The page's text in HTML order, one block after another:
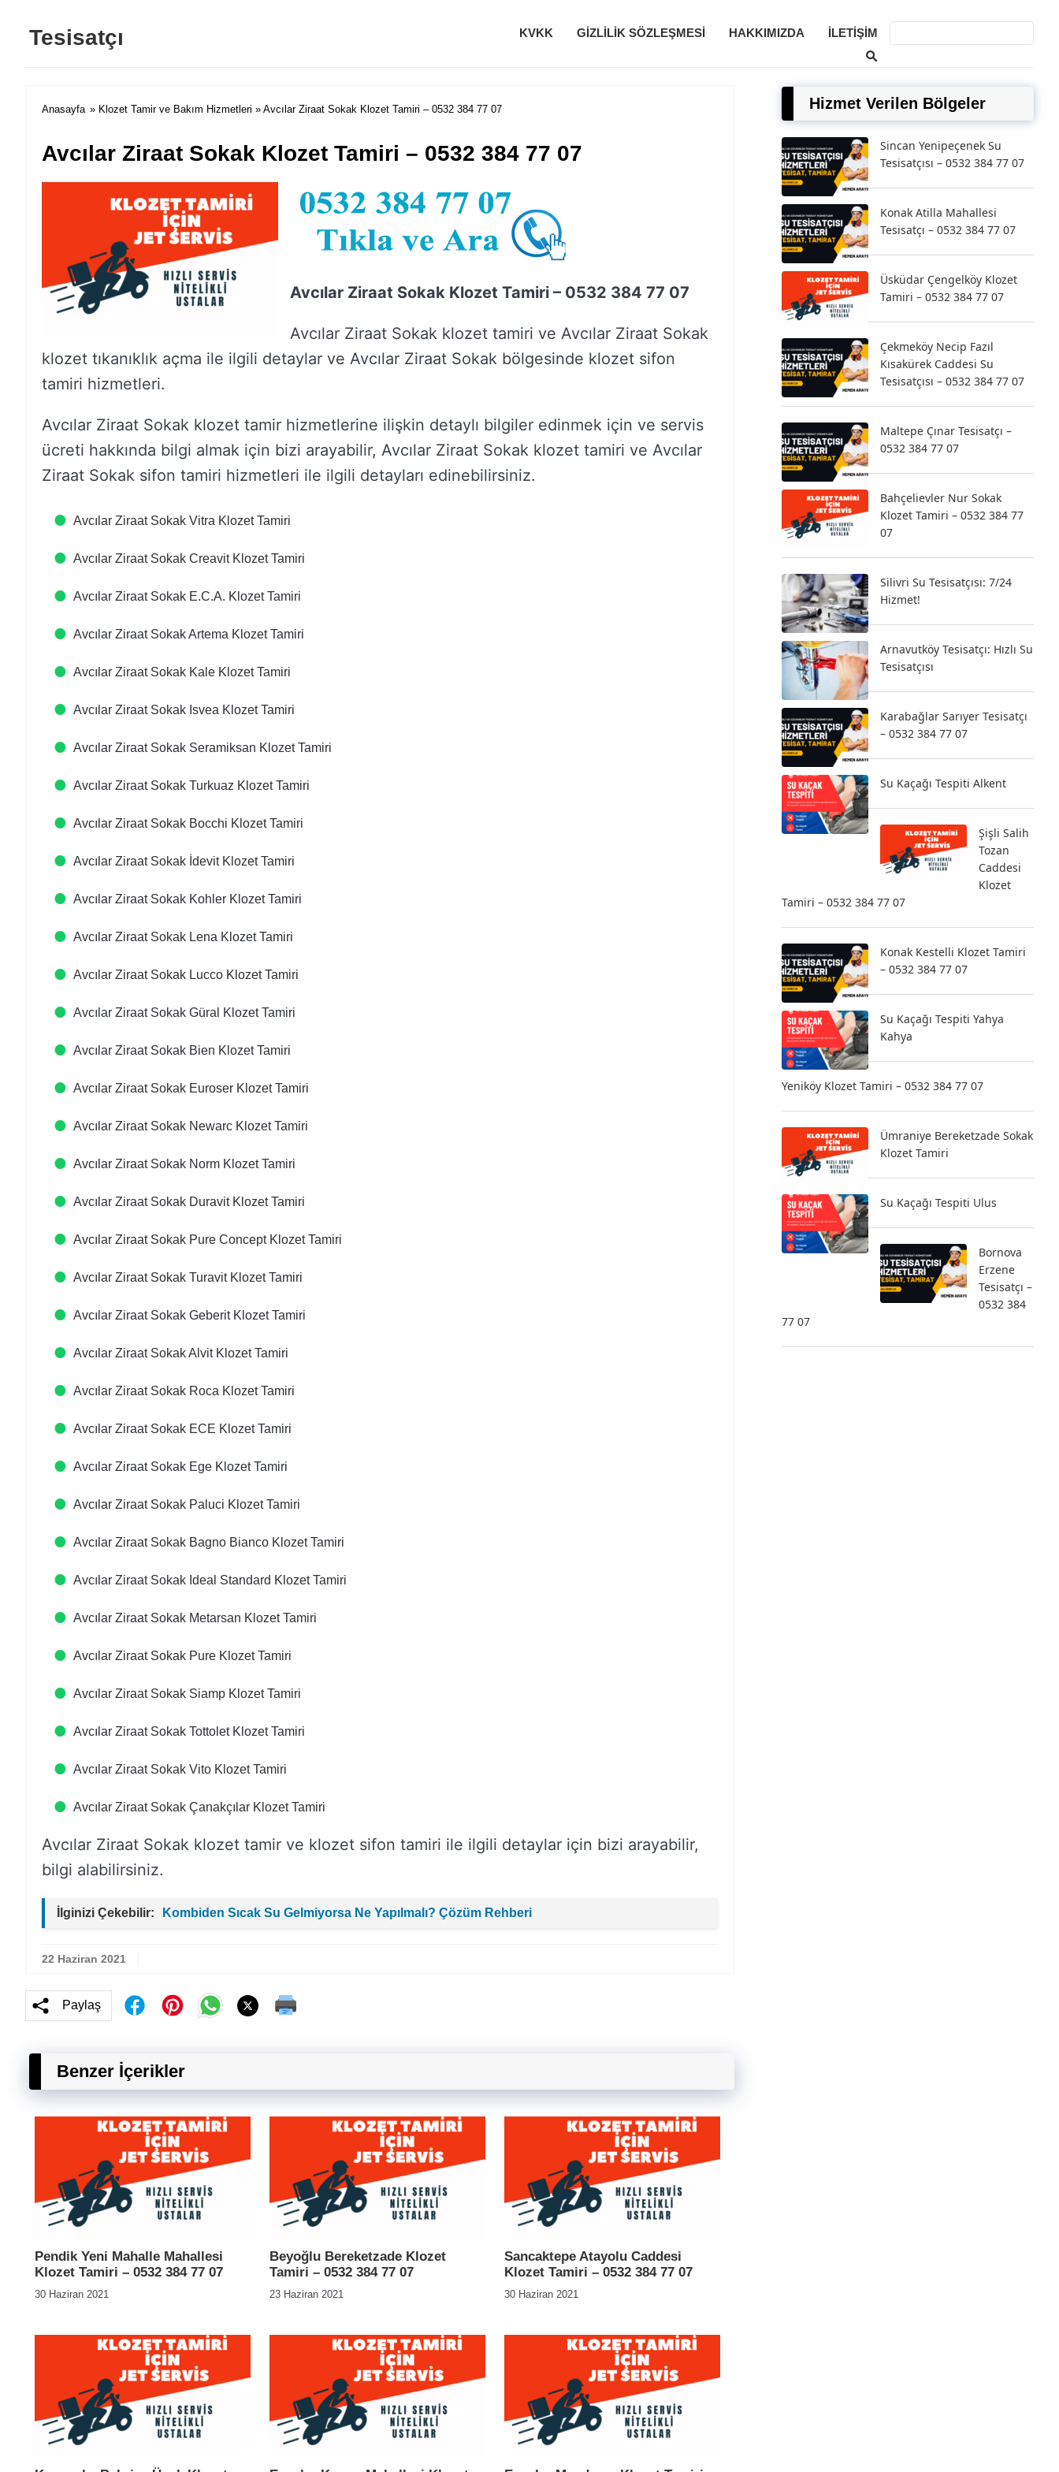
Tesisatçı KVKK GIZLILIK SÖZLEŞMESI HAKKIMIZDA İLETIŞIM
Anasayfa » Klozet Tamir ve Bakım Hizmetleri » Avcılar Ziraat Sokak Klozet Tamiri – 0532 384 77 07
Avcılar Ziraat Sokak Klozet Tamiri – 0532 384 77 07
Avcılar Ziraat Sokak Klozet Tamiri – 0532 384 77 07
Avcılar Ziraat Sokak klozet tamiri ve Avcılar Ziraat Sokak
klozet tıkanıklık açma ile ilgili detaylar ve Avcılar Ziraat Sokak bölgesinde klozet sifon
tamiri hizmetleri.
Avcılar Ziraat Sokak klozet tamir hizmetlerine ilişkin detaylı bilgiler edinmek için ve servis
ücreti hakkında bilgi almak için bizi arayabilir, Avcılar Ziraat Sokak klozet tamiri ve Avcılar
Ziraat Sokak sifon tamiri hizmetleri ile ilgili detayları edinebilirsiniz.
Avcılar Ziraat Sokak Vitra Klozet Tamiri
Avcılar Ziraat Sokak Creavit Klozet Tamiri
Avcılar Ziraat Sokak E.C.A. Klozet Tamiri
Avcılar Ziraat Sokak Artema Klozet Tamiri
Avcılar Ziraat Sokak Kale Klozet Tamiri
Avcılar Ziraat Sokak Isvea Klozet Tamiri
Avcılar Ziraat Sokak Seramiksan Klozet Tamiri
Avcılar Ziraat Sokak Turkuaz Klozet Tamiri
Avcılar Ziraat Sokak Bocchi Klozet Tamiri
Avcılar Ziraat Sokak İdevit Klozet Tamiri
Avcılar Ziraat Sokak Kohler Klozet Tamiri
Avcılar Ziraat Sokak Lena Klozet Tamiri
Avcılar Ziraat Sokak Lucco Klozet Tamiri
Avcılar Ziraat Sokak Güral Klozet Tamiri
Avcılar Ziraat Sokak Bien Klozet Tamiri
Avcılar Ziraat Sokak Euroser Klozet Tamiri
Avcılar Ziraat Sokak Newarc Klozet Tamiri
Avcılar Ziraat Sokak Norm Klozet Tamiri
Avcılar Ziraat Sokak Duravit Klozet Tamiri
Avcılar Ziraat Sokak Pure Concept Klozet Tamiri
Avcılar Ziraat Sokak Turavit Klozet Tamiri
Avcılar Ziraat Sokak Geberit Klozet Tamiri
Avcılar Ziraat Sokak Alvit Klozet Tamiri
Avcılar Ziraat Sokak Roca Klozet Tamiri
Avcılar Ziraat Sokak ECE Klozet Tamiri
Avcılar Ziraat Sokak Ege Klozet Tamiri
Avcılar Ziraat Sokak Paluci Klozet Tamiri
Avcılar Ziraat Sokak Bagno Bianco Klozet Tamiri
Avcılar Ziraat Sokak Ideal Standard Klozet Tamiri
Avcılar Ziraat Sokak Metarsan Klozet Tamiri
Avcılar Ziraat Sokak Pure Klozet Tamiri
Avcılar Ziraat Sokak Siamp Klozet Tamiri
Avcılar Ziraat Sokak Tottolet Klozet Tamiri
Avcılar Ziraat Sokak Vito Klozet Tamiri
Avcılar Ziraat Sokak Çanakçılar Klozet Tamiri
Avcılar Ziraat Sokak klozet tamir ve klozet sifon tamiri ile ilgili detaylar için bizi arayabilir,
bilgi alabilirsiniz.
İlginizi Çekebilir: Kombiden Sıcak Su Gelmiyorsa Ne Yapılmalı? Çözüm Rehberi
22 Haziran 2021
Paylaş
Benzer İçerikler
Pendik Yeni Mahalle Mahallesi
Klozet Tamiri – 0532 384 77 07
30 Haziran 2021
Beyoğlu Bereketzade Klozet
Tamiri – 0532 384 77 07
23 Haziran 2021
Sancaktepe Atayolu Caddesi
Klozet Tamiri – 0532 384 77 07
30 Haziran 2021
Hizmet Verilen Bölgeler
Sincan Yenipeçenek Su
Tesisatçısı – 0532 384 77 07
Konak Atilla Mahallesi
Tesisatçı – 0532 384 77 07
Üsküdar Çengelköy Klozet
Tamiri – 0532 384 77 07
Çekmeköy Necip Fazıl
Kısakürek Caddesi Su
Tesisatçısı – 0532 384 77 07
Maltepe Çınar Tesisatçı –
0532 384 77 07
Bahçelievler Nur Sokak
Klozet Tamiri – 0532 384 77
07
Silivri Su Tesisatçısı: 7/24
Hizmet!
Arnavutköy Tesisatçı: Hızlı Su
Tesisatçısı
Karabağlar Sarıyer Tesisatçı
– 0532 384 77 07
Su Kaçağı Tespiti Alkent
Şişli Salih
Tozan
Caddesi
Klozet
Tamiri – 0532 384 77 07
Konak Kestelli Klozet Tamiri
– 0532 384 77 07
Su Kaçağı Tespiti Yahya
Kahya
Yeniköy Klozet Tamiri – 0532 384 77 07
Ümraniye Bereketzade Sokak
Klozet Tamiri
Su Kaçağı Tespiti Ulus
Bornova
Erzene
Tesisatçı –
0532 384
77 07